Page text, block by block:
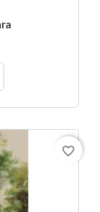
favorite_border